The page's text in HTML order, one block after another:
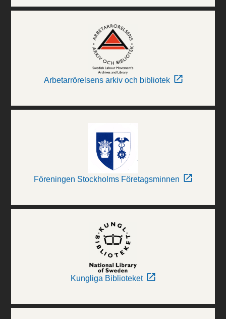
Arbetarrörelsens arkiv och bibliotek
Föreningen Stockholms Företagsminnen
Kungliga Biblioteket